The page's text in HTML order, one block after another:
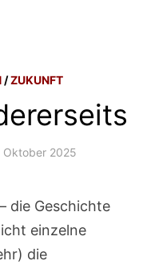
/ZUKUNFT
Oktober 2025
die Geschichte
einzelne
die